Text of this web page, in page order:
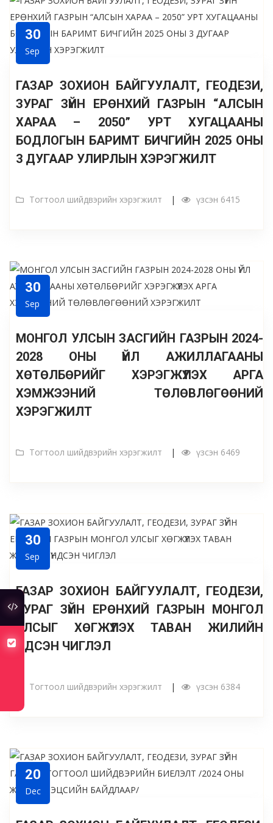
30
Sep
ГАЗАР ЗОХИОН БАЙГУУЛАЛТ, ГЕОДЕЗИ,
ЗУРАГ ЗҮЙН ЕРӨНХИЙ ГАЗРЫН “АЛСЫН
ХАРАА – 2050” УРТ ХУГАЦААНЫ
БОДЛОГЫН БАРИМТ БИЧГИЙН 2025 ОНЫ
3 ДУГААР УЛИРЛЫН ХЭРЭГЖИЛТ
Тогтоол шийдвэрийн хэрэгжилт үзсэн 6415
30
Sep
МОНГОЛ УЛСЫН ЗАСГИЙН ГАЗРЫН 2024-
2028 ОНЫ ҮЙЛ АЖИЛЛАГААНЫ
ХӨТӨЛБӨРИЙГ ХЭРЭГЖҮҮЛЭХ АРГА
ХЭМЖЭЭНИЙ ТӨЛӨВЛӨГӨӨНИЙ
ХЭРЭГЖИЛТ
Тогтоол шийдвэрийн хэрэгжилт үзсэн 6469
30
Sep
ГАЗАР ЗОХИОН БАЙГУУЛАЛТ, ГЕОДЕЗИ,
ЗУРАГ ЗҮЙН ЕРӨНХИЙ ГАЗРЫН МОНГОЛ
УЛСЫГ ХӨГЖҮҮЛЭХ ТАВАН ЖИЛИЙН
ҮНДСЭН ЧИГЛЭЛ
Тогтоол шийдвэрийн хэрэгжилт үзсэн 6384
20
Dec
туслах холбоос
хуулийн төсөлд санал авч байна